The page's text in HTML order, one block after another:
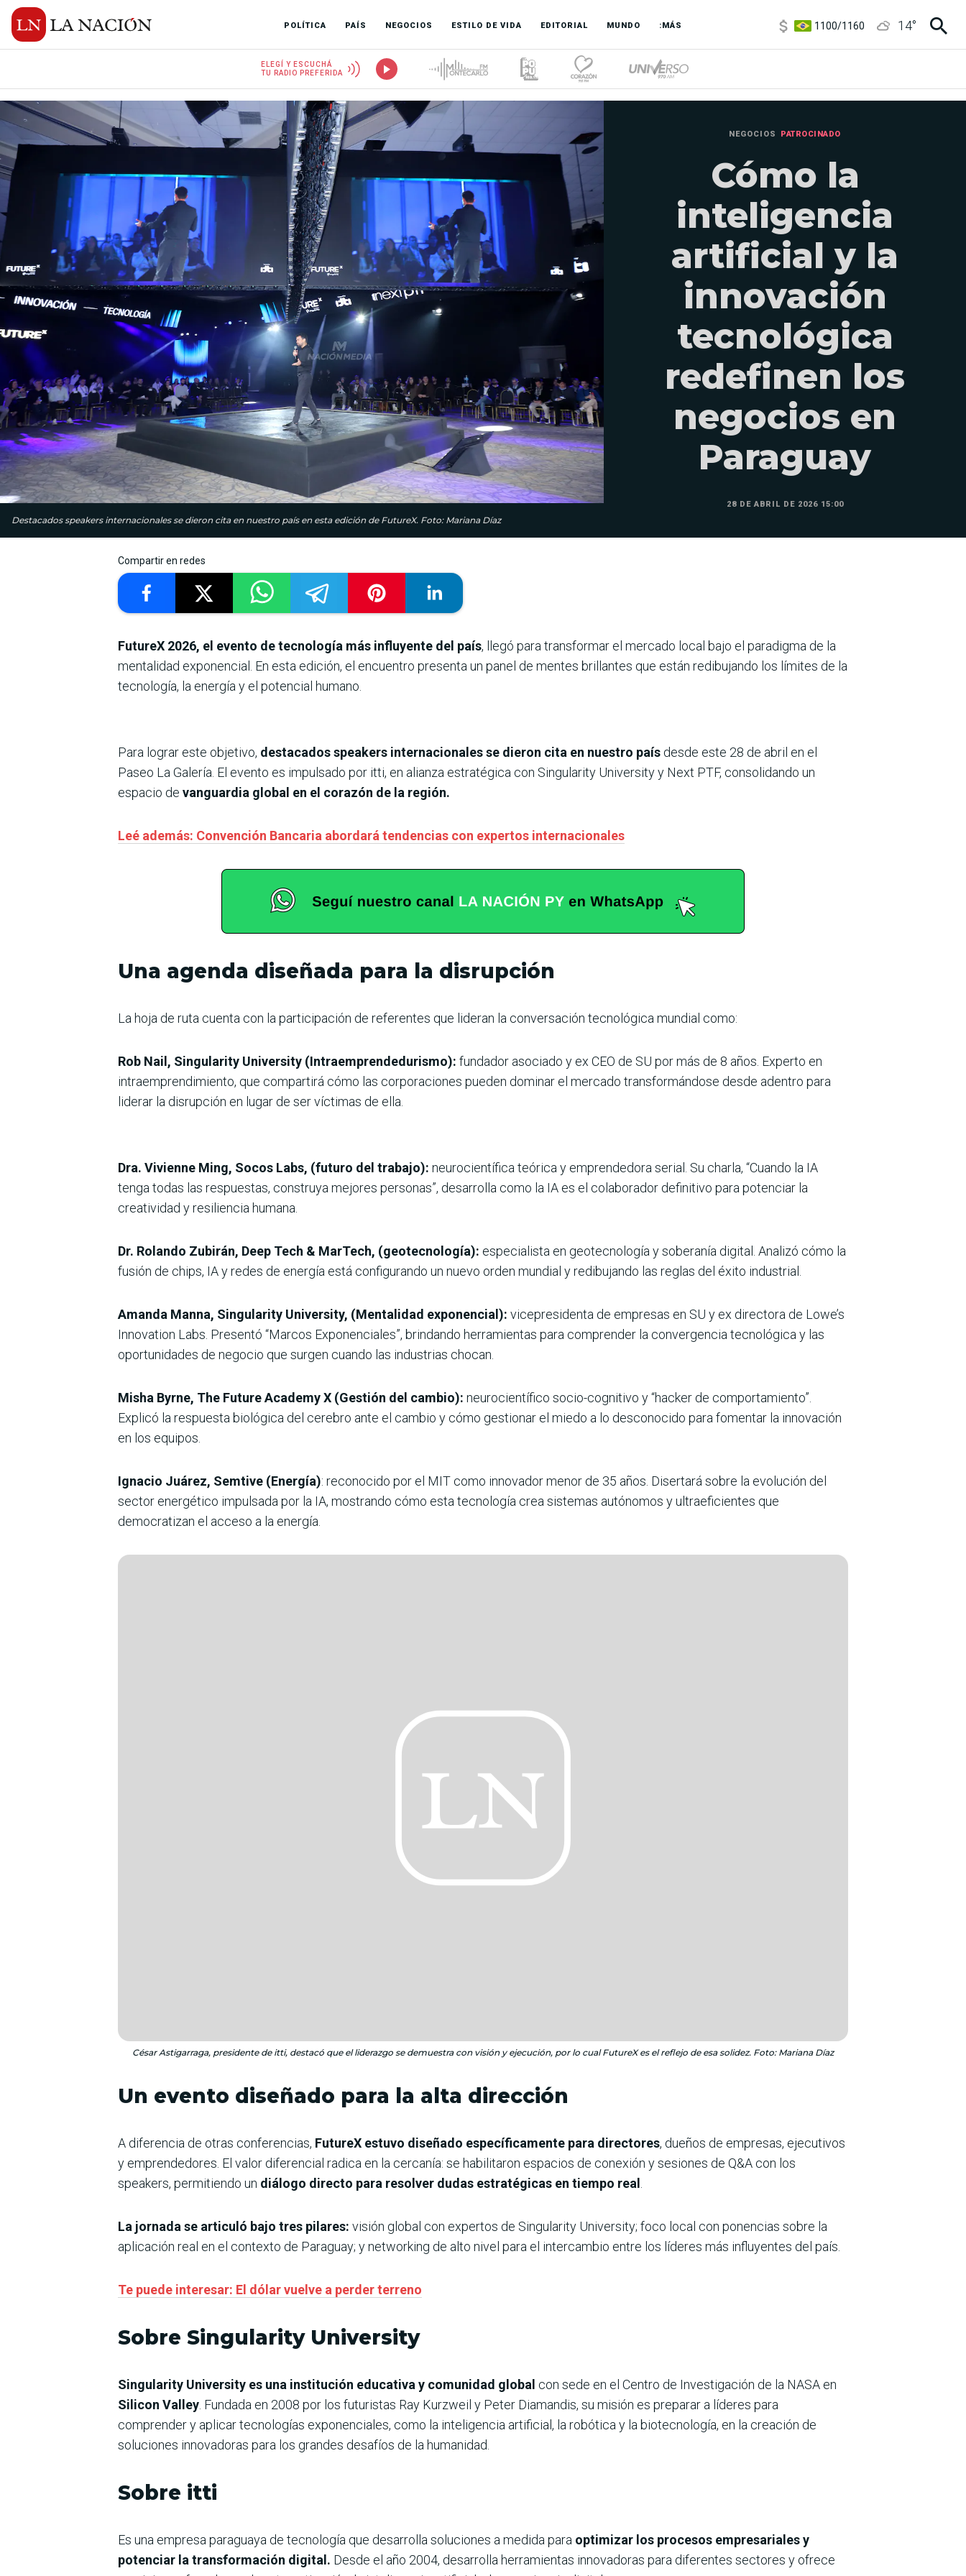
POLÍTICA PAÍS NEGOCIOS ESTILO DE VIDA EDITORIAL MUNDO :MÁS
1100/1160
14°
ELEGÍ Y ESCUCHÁ
TU RADIO PREFERIDA
Destacados speakers internacionales se dieron cita en nuestro país en esta edición de FutureX. Foto: Mariana Díaz
NEGOCIOS PATROCINADO
Cómo la
inteligencia
artificial y la
innovación
tecnológica
redefinen los
negocios en
Paraguay
28 DE ABRIL DE 2026 15:00
Compartir en redes
FutureX 2026, el evento de tecnología más influyente del país, llegó para transformar el mercado local bajo el paradigma de la
mentalidad exponencial. En esta edición, el encuentro presenta un panel de mentes brillantes que están redibujando los límites de la
tecnología, la energía y el potencial humano.
Para lograr este objetivo, destacados speakers internacionales se dieron cita en nuestro país desde este 28 de abril en el
Paseo La Galería. El evento es impulsado por itti, en alianza estratégica con Singularity University y Next PTF, consolidando un
espacio de vanguardia global en el corazón de la región.
Leé además: Convención Bancaria abordará tendencias con expertos internacionales
Una agenda diseñada para la disrupción
La hoja de ruta cuenta con la participación de referentes que lideran la conversación tecnológica mundial como:
Rob Nail, Singularity University (Intraemprendedurismo): fundador asociado y ex CEO de SU por más de 8 años. Experto en
intraemprendimiento, que compartirá cómo las corporaciones pueden dominar el mercado transformándose desde adentro para
liderar la disrupción en lugar de ser víctimas de ella.
Dra. Vivienne Ming, Socos Labs, (futuro del trabajo): neurocientífica teórica y emprendedora serial. Su charla, “Cuando la IA
tenga todas las respuestas, construya mejores personas”, desarrolla como la IA es el colaborador definitivo para potenciar la
creatividad y resiliencia humana.
Dr. Rolando Zubirán, Deep Tech & MarTech, (geotecnología): especialista en geotecnología y soberanía digital. Analizó cómo la
fusión de chips, IA y redes de energía está configurando un nuevo orden mundial y redibujando las reglas del éxito industrial.
Amanda Manna, Singularity University, (Mentalidad exponencial): vicepresidenta de empresas en SU y ex directora de Lowe’s
Innovation Labs. Presentó “Marcos Exponenciales”, brindando herramientas para comprender la convergencia tecnológica y las
oportunidades de negocio que surgen cuando las industrias chocan.
Misha Byrne, The Future Academy X (Gestión del cambio): neurocientífico socio-cognitivo y “hacker de comportamiento”.
Explicó la respuesta biológica del cerebro ante el cambio y cómo gestionar el miedo a lo desconocido para fomentar la innovación
en los equipos.
Ignacio Juárez, Semtive (Energía): reconocido por el MIT como innovador menor de 35 años. Disertará sobre la evolución del
sector energético impulsada por la IA, mostrando cómo esta tecnología crea sistemas autónomos y ultraeficientes que
democratizan el acceso a la energía.
César Astigarraga, presidente de itti, destacó que el liderazgo se demuestra con visión y ejecución, por lo cual FutureX es el reflejo de esa solidez. Foto: Mariana Díaz
Un evento diseñado para la alta dirección
A diferencia de otras conferencias, FutureX estuvo diseñado específicamente para directores, dueños de empresas, ejecutivos
y emprendedores. El valor diferencial radica en la cercanía: se habilitaron espacios de conexión y sesiones de Q&A con los
speakers, permitiendo un diálogo directo para resolver dudas estratégicas en tiempo real
La jornada se articuló bajo tres pilares: visión global con expertos de Singularity University; foco local con ponencias sobre la
aplicación real en el contexto de Paraguay; y networking de alto nivel para el intercambio entre los líderes más influyentes del país.
Te puede interesar: El dólar vuelve a perder terreno
Sobre Singularity University
Singularity University es una institución educativa y comunidad global con sede en el Centro de Investigación de la NASA en
Silicon Valley . Fundada en 2008 por los futuristas Ray Kurzweil y Peter Diamandis, su misión es preparar a líderes para
comprender y aplicar tecnologías exponenciales, como la inteligencia artificial, la robótica y la biotecnología, en la creación de
soluciones innovadoras para los grandes desafíos de la humanidad.
Sobre itti
Es una empresa paraguaya de tecnología que desarrolla soluciones a medida para optimizar los procesos empresariales y
potenciar la transformación digital. Desde el año 2004, desarrolla herramientas innovadoras para diferentes sectores y ofrece